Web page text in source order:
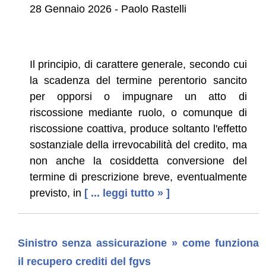
28 Gennaio 2026 - Paolo Rastelli
Il principio, di carattere generale, secondo cui
la scadenza del termine perentorio sancito
per opporsi o impugnare un atto di
riscossione mediante ruolo, o comunque di
riscossione coattiva, produce soltanto l'effetto
sostanziale della irrevocabilità del credito, ma
non anche la cosiddetta conversione del
termine di prescrizione breve, eventualmente
previsto, in [ ... leggi tutto » ]
Sinistro senza assicurazione » come funziona
il recupero crediti del fgvs